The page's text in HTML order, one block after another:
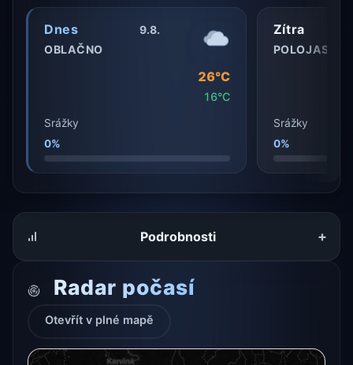
Dnes
9.8.
OBLAČNO
26°C
16°C
Srážky
0%
Zítra
POLOJASNO
Srážky
0%
Podrobnosti +
Radar počasí
Otevřít v plné mapě